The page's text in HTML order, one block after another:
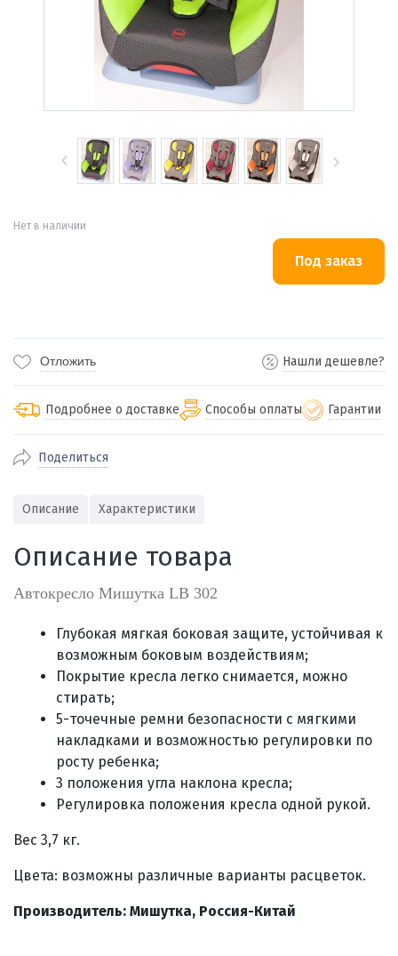
Нет в наличии
Отложить Нашли дешевле?
Подробнее о доставке
По Екатеринбургу бесплатная
По близлежащим городам
Отправляем во все регионы России
службами Пэк, Кит, Луч, Сдэк, Озон
доставка, Почта РФ или любой другой
Способы оплаты
Екатеринбурга и близлежащих
Через СБП при получении (для
Екатеринбурга и близлежащих
городов)
Оплата по счету для юридических лиц
Гарантии
Поделиться
Описание Характеристики
Описание товара
Автокресло Мишутка LB 302
Глубокая мягкая боковая защите, устойчивая к
возможным боковым воздействиям;
Покрытие кресла легко снимается, можно
стирать;
5-точечные ремни безопасности с мягкими
накладками и возможностью регулировки по
росту ребенка;
3 положения угла наклона кресла;
Регулировка положения кресла одной рукой.
Вес 3,7 кг.
Цвета: возможны различные варианты расцветок.
Производитель: Мишутка, Россия-Китай